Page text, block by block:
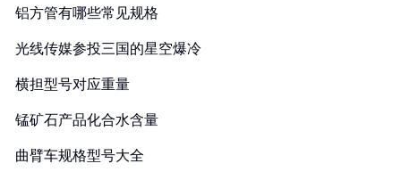
铝方管有哪些常见规格
光线传媒参投三国的星空爆冷
横担型号对应重量
锰矿石产品化合水含量
曲臂车规格型号大全